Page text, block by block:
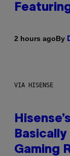
2 hours agoBy
VIA HISENSE
Gaming